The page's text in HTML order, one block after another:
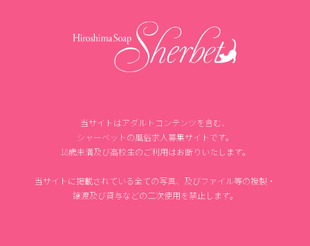
当サイトはアダルトコンテンツを含む、
シャーベットの風俗求人募集サイトです。
18歳未満及び高校生のご利用はお断りいたします。
当サイトに掲載されている全ての写真、及びファイル等の複製・
譲渡及び貸与などの二次使用を禁止します。